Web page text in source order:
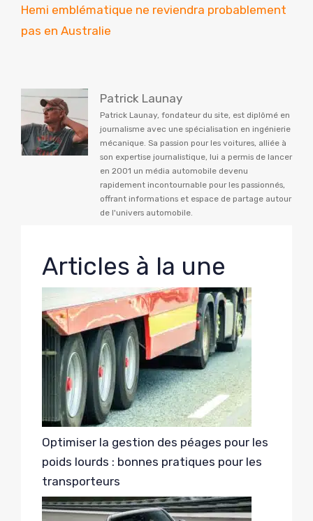
Hemi emblématique ne reviendra probablement
pas en Australie
Patrick Launay
Patrick Launay, fondateur du site, est diplômé en
journalisme avec une spécialisation en ingénierie
mécanique. Sa passion pour les voitures, alliée à
son expertise journalistique, lui a permis de lancer
en 2001 un média automobile devenu
rapidement incontournable pour les passionnés,
offrant informations et espace de partage autour
de l'univers automobile.
Articles à la une
Optimiser la gestion des péages pour les
poids lourds : bonnes pratiques pour les
transporteurs